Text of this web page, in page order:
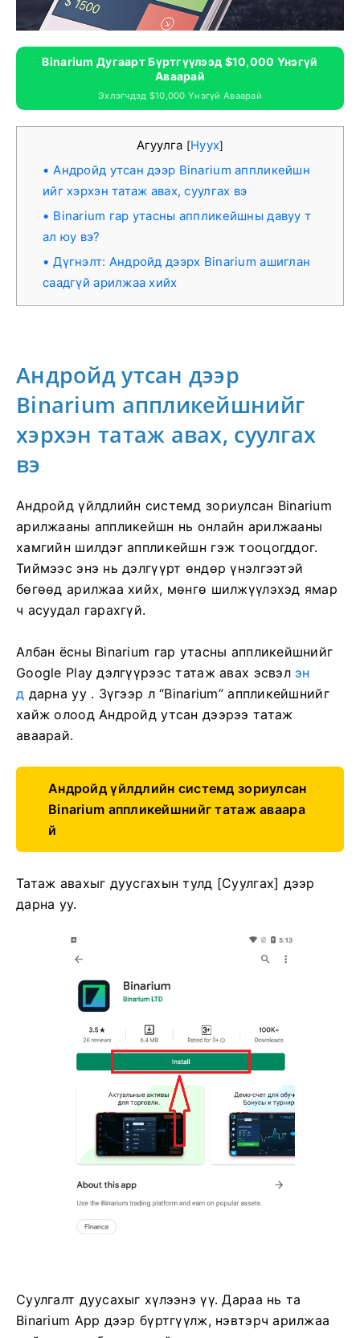
Binarium Дугаарт Бүртгүүлээд $10,000 Үнэгүй
Аваарай
Эхлэгчдэд $10,000 Үнэгүй Аваарай
Агуулга [Нуух]
Андройд утсан дээр Binarium аппликейшн
ийг хэрхэн татаж авах, суулгах вэ
Binarium гар утасны аппликейшны давуу т
ал юу вэ?
Дүгнэлт: Андройд дээрх Binarium ашиглан
саадгүй арилжаа хийх
Андройд утсан дээр
Binarium аппликейшнийг
хэрхэн татаж авах, суулгах
вэ
Андройд үйлдлийн системд зориулсан Binarium
арилжааны аппликейшн нь онлайн арилжааны
хамгийн шилдэг аппликейшн гэж тооцогддог.
Тиймээс энэ нь дэлгүүрт өндөр үнэлгээтэй
бөгөөд арилжаа хийх, мөнгө шилжүүлэхэд ямар
ч асуудал гарахгүй.
Албан ёсны Binarium гар утасны аппликейшнийг
Google Play дэлгүүрээс татаж авах эсвэл эн
д дарна уу . Зүгээр л “Binarium” аппликейшнийг
хайж олоод Андройд утсан дээрээ татаж
аваарай.
Андройд үйлдлийн системд зориулсан
Binarium аппликейшнийг татаж аваара
й
Татаж авахыг дуусгахын тулд [Суулгах] дээр
дарна уу.
Суулгалт дуусахыг хүлээнэ үү. Дараа нь та
Binarium App дээр бүртгүүлж, нэвтэрч арилжаа